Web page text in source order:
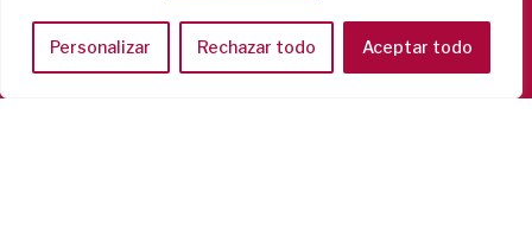
Personalizar Rechazar todo Aceptar todo
Tel: 06 58 23 03 32 or 06 58 20 31 17